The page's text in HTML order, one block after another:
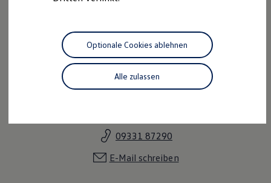
Motorenöl und Flüssigkeiten
Räder und Reifen
Pannen- und Unfallhilfe
Economy Service
Volkswagen Teile
Zubehör
Entertainment und Elektronik
Individualisieren
Wallbox und Ladekabel
Digitale Extras
09331 87290
E-Mail schreiben
Alle zulassen
Optionale Cookies ablehnen